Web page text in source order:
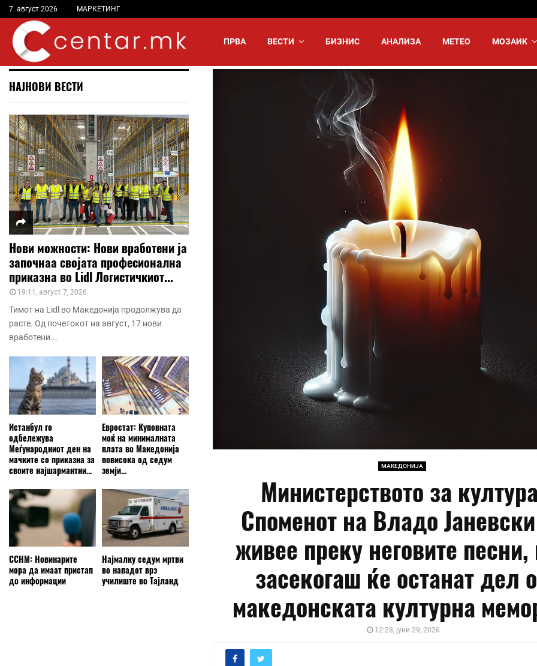
7. август 2026 МАРКЕТИНГ
ПРВА ВЕСТИ БИЗНИС АНАЛИЗА МЕТЕО МОЗАИК
МАКЕДОНИЈА
Министерството за
Споменот на Владо
живее преку неговите песни,
засекогаш ќе останат дел
македонската културна
12:28, јуни 29, 2026
НАЈНОВИ ВЕСТИ
Нови можности: Нови вработени ја
започнаа својата професионална
приказна во Lidl Логистичкиот...
19:11, август 7, 2026
Тимот на Lidl во Македонија продолжува да
расте. Од почетокот на август, 17 нови
вработени...
Истанбул го
одбележува
Меѓународниот ден на
мачките со приказна за
своите најшармантни...
Евростат: Куповната
моќ на минималната
плата во Македонија
повисока од седум
земји...
ССНМ: Новинарите
мора да имаат пристап
до информации
Најмалку седум мртви
во нападот врз
училиште во Тајланд